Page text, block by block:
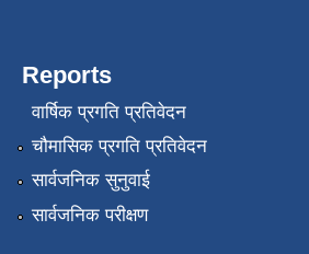
Reports
वार्षिक प्रगति प्रतिवेदन
चौमासिक प्रगति प्रतिवेदन
सार्वजनिक सुनुवाई
सार्वजनिक परीक्षण